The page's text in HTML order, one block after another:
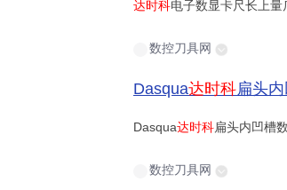
达时科电子数显卡尺长上
数控刀具网
Dasqua达时科扁头内
Dasqua达时科扁头内凹槽
数控刀具网